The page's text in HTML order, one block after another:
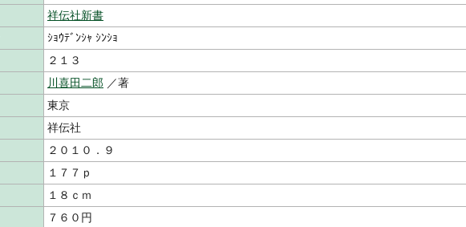
祥伝社新書
ｼｮｳﾃﾞﾝｼｬ ｼﾝｼｮ
２１３
川喜田二郎 ／著
東京
祥伝社
２０１０．９
１７７ｐ
１８ｃｍ
７６０円